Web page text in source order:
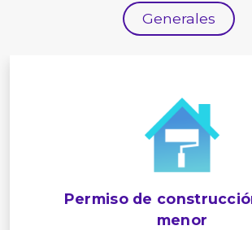
Generales
Permiso de
menor